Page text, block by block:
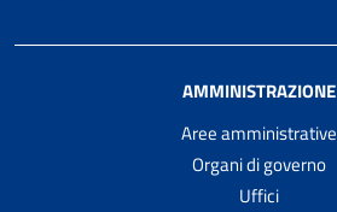
AMMINISTRAZIONE
Aree amministrative
Organi di governo
Uffici